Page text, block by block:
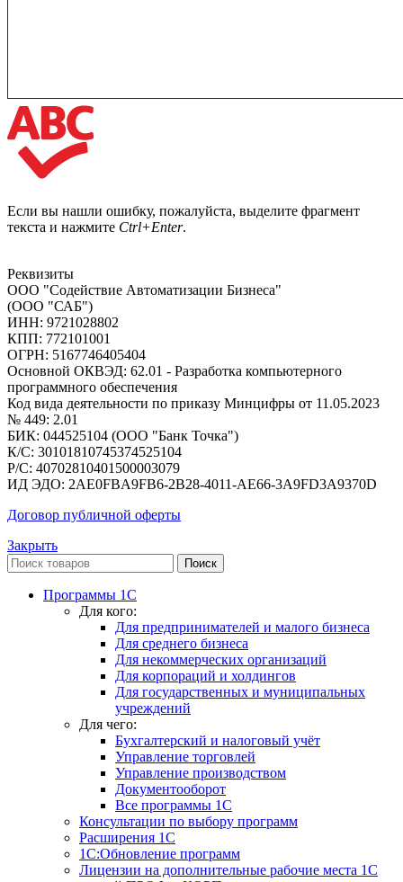
Если вы нашли ошибку, пожалуйста, выделите фрагмент
текста и нажмите Ctrl+Enter.
Реквизиты
ООО "Содействие Автоматизации Бизнеса"
(ООО "САБ")
ИНН: 9721028802
КПП: 772101001
ОГРН: 5167746405404
Основной ОКВЭД: 62.01 - Разработка компьютерного
программного обеспечения
Код вида деятельности по приказу Минцифры от 11.05.2023
№ 449: 2.01
БИК: 044525104 (ООО "Банк Точка")
К/С: 30101810745374525104
Р/С: 40702810401500003079
ИД ЭДО: 2AE0FBA9FB6-2B28-4011-AE66-3A9FD3A9370D
Договор публичной оферты
Закрыть
Поиск
Программы 1С
Для кого:
Для предпринимателей и малого бизнеса
Для среднего бизнеса
Для некоммерческих организаций
Для корпораций и холдингов
Для государственных и муниципальных
учреждений
Для чего:
Бухгалтерский и налоговый учёт
Управление торговлей
Управление производством
Документооборот
Все программы 1С
Консультации по выбору программ
Расширения 1С
1С:Обновление программ
Лицензии на дополнительные рабочие места 1С